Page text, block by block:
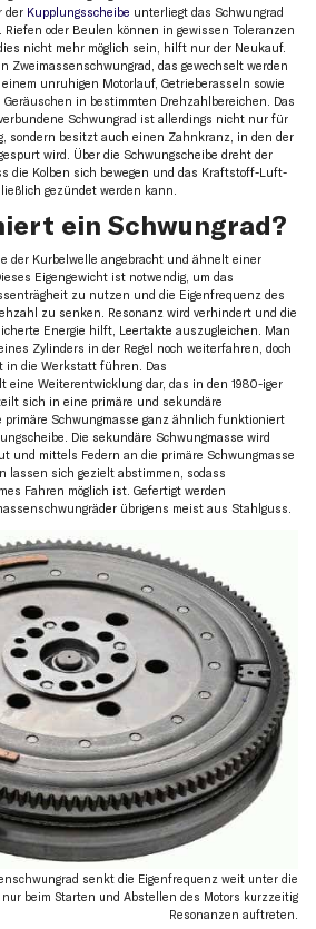
der Kupplungsscheibe unterliegt das Schwungrad
oder Beulen können in gewissen Toleranzen
nicht mehr möglich sein, hilft nur der Neukauf.
Zweimassenschwungrad, das gewechselt werden
unruhigen Motorlauf, Getrieberasseln sowie
in bestimmten Drehzahlbereichen. Das
Schwungrad ist allerdings nicht nur für
sondern besitzt auch einen Zahnkranz, in den der
wird. Über die Schwungscheibe dreht der
die Kolben sich bewegen und das Kraftstoff-Luft-
gezündet werden kann.
ein Schwungrad?
der Kurbelwelle angebracht und ähnelt einer
Eigengewicht ist notwendig, um das
zu nutzen und die Eigenfrequenz des
zu senken. Resonanz wird verhindert und die
Energie hilft, Leertakte auszugleichen. Man
Zylinders in der Regel noch weiterfahren, doch
in die Werkstatt führen. Das
eine Weiterentwicklung dar, das in den 1980-iger
sich in eine primäre und sekundäre
primäre Schwungmasse ganz ähnlich funktioniert
Die sekundäre Schwungmasse wird
und mittels Federn an die primäre Schwungmasse
lassen sich gezielt abstimmen, sodass
Fahren möglich ist. Gefertigt werden
übrigens meist aus Stahlguss.
senkt die Eigenfrequenz weit unter die
beim Starten und Abstellen des Motors kurzzeitig
Resonanzen auftreten.